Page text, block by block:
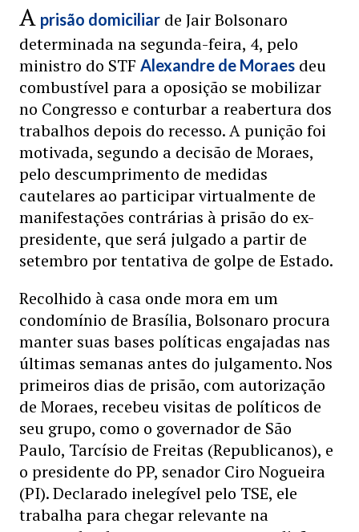
A prisão domiciliar de Jair Bolsonaro
determinada na segunda-feira, 4, pelo
ministro do STF Alexandre de Moraes deu
combustível para a oposição se mobilizar
no Congresso e conturbar a reabertura dos
trabalhos depois do recesso. A punição foi
motivada, segundo a decisão de Moraes,
pelo descumprimento de medidas
cautelares ao participar virtualmente de
manifestações contrárias à prisão do ex-
presidente, que será julgado a partir de
setembro por tentativa de golpe de Estado.
Recolhido à casa onde mora em um
condomínio de Brasília, Bolsonaro procura
manter suas bases políticas engajadas nas
últimas semanas antes do julgamento. Nos
primeiros dias de prisão, com autorização
de Moraes, recebeu visitas de políticos de
seu grupo, como o governador de São
Paulo, Tarcísio de Freitas (Republicanos), e
o presidente do PP, senador Ciro Nogueira
(PI). Declarado inelegível pelo TSE, ele
trabalha para chegar relevante na